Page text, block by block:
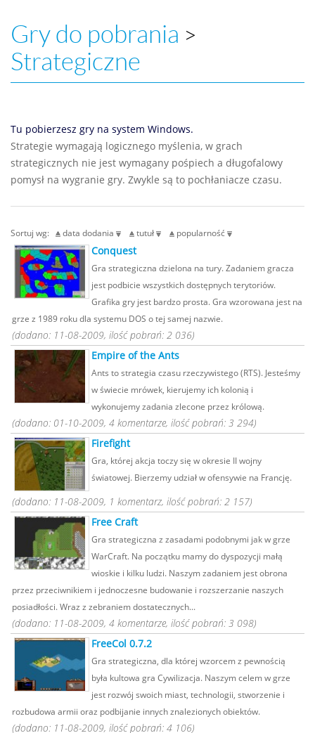
Gry do pobrania >
Strategiczne
Tu pobierzesz gry na system Windows.
Strategie wymagają logicznego myślenia, w grach
strategicznych nie jest wymagany pośpiech a długofalowy
pomysł na wygranie gry. Zwykle są to pochłaniacze czasu.
Sortuj wg: data dodania tutuł popularność
Conquest
Gra strategiczna dzielona na tury. Zadaniem gracza
jest podbicie wszystkich dostępnych terytoriów.
Grafika gry jest bardzo prosta. Gra wzorowana jest na
grze z 1989 roku dla systemu DOS o tej samej nazwie.
(dodano: 11-08-2009, ilość pobrań: 2 036)
Empire of the Ants
Ants to strategia czasu rzeczywistego (RTS). Jesteśmy
w świecie mrówek, kierujemy ich kolonią i
wykonujemy zadania zlecone przez królową.
(dodano: 01-10-2009, 4 komentarze, ilość pobrań: 3 294)
Firefight
Gra, której akcja toczy się w okresie II wojny
światowej. Bierzemy udział w ofensywie na Francję.
(dodano: 11-08-2009, 1 komentarz, ilość pobrań: 2 157)
Free Craft
Gra strategiczna z zasadami podobnymi jak w grze
WarCraft. Na początku mamy do dyspozycji małą
wioskie i kilku ludzi. Naszym zadaniem jest obrona
przez przeciwnikiem i jednoczesne budowanie i rozszerzanie naszych
posiadłości. Wraz z zebraniem dostatecznych...
(dodano: 11-08-2009, 4 komentarze, ilość pobrań: 3 098)
FreeCol 0.7.2
Gra strategiczna, dla której wzorcem z pewnością
była kultowa gra Cywilizacja. Naszym celem w grze
jest rozwój swoich miast, technologii, stworzenie i
rozbudowa armii oraz podbijanie innych znalezionych obiektów.
(dodano: 11-08-2009, ilość pobrań: 4 106)